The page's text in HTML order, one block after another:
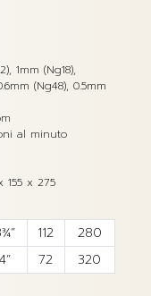
1mm (Ng18),
(Ng48), 0.5mm
al minuto
155 x 275
112
280
4”
72 320